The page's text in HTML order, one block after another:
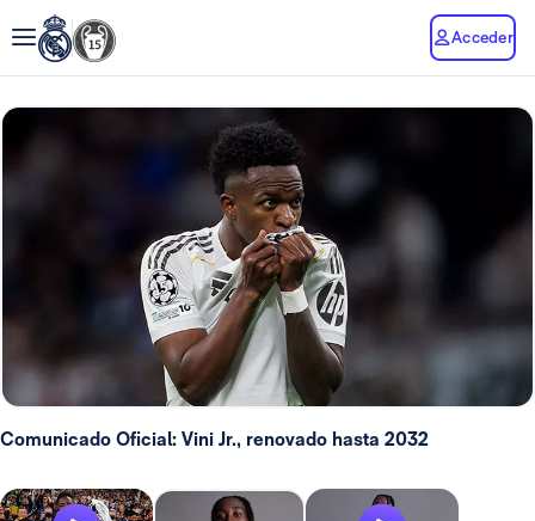
Acceder
Comunicado Oficial: Vini Jr., renovado hasta 2032